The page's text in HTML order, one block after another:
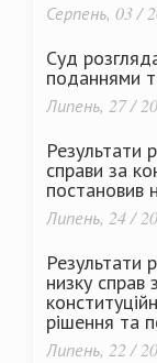
Серпень, 03 /
Суд
поданнями
Липень, 27 /
Результати
справи за
постановив
Липень, 24 /
Результати
низку справ
рішення та
Липень, 22 /